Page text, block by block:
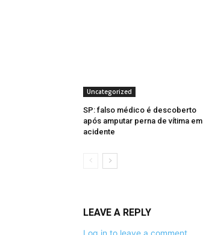
Uncategorized
SP: falso médico é descoberto
após amputar perna de vítima em
acidente
LEAVE A REPLY
Log in to leave a comment